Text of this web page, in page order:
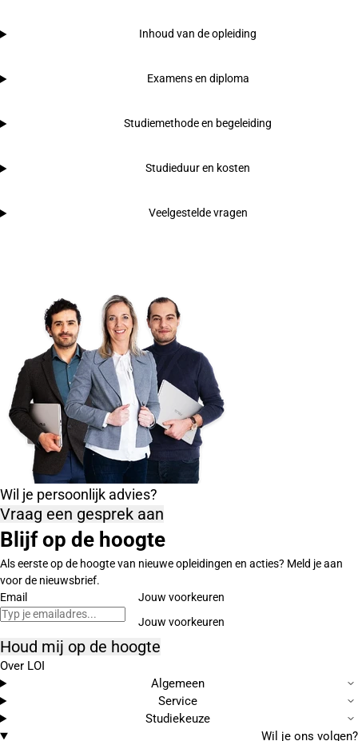
Inhoud van de opleiding
Examens en diploma
Studiemethode en begeleiding
Studieduur en kosten
Veelgestelde vragen
Wil je persoonlijk advies?
Vraag een gesprek aan
Blijf op de hoogte
Als eerste op de hoogte van nieuwe opleidingen en acties? Meld je aan
voor de nieuwsbrief.
Email
Jouw voorkeuren
Houd mij op de hoogte
Over LOI
Algemeen
Service
Studiekeuze
Wil je ons volgen?